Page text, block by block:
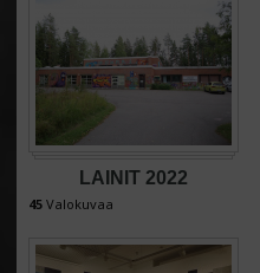
LAINIT 2022
45 Valokuvaa